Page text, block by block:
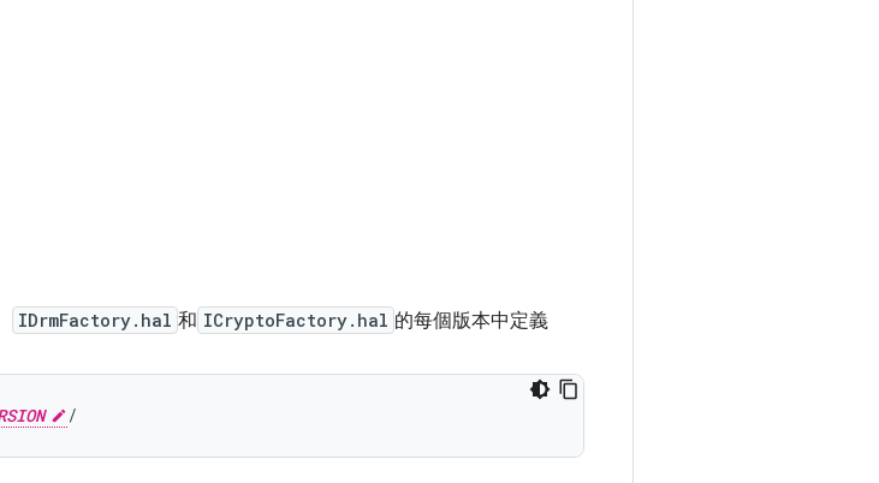
IDrmFactory.hal 和 ICryptoFactory.hal 的每個版本中定義